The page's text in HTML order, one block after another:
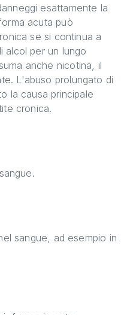
esattamente la
acuta può
se si continua a
alcol per un lungo
anche nicotina, il
L'abuso prolungato di
la causa principale
cronica.
sangue, ad esempio in